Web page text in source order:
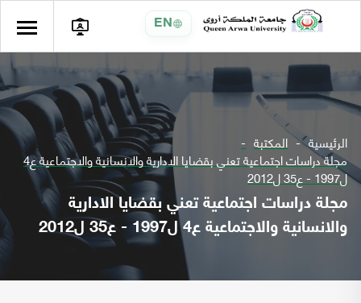
EN
الرئيسية المكتبة
مجلة دراسات اجتماعية تعني بقضايا الادارية والانسانية والاجتماعية ع4
ل1997 - ع35 ل2012
مجلة دراسات اجتماعية تعني بقضايا الادارية
والانسانية والاجتماعية ع4 ل1997 - ع35 ل2012